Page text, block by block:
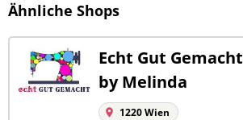
Ähnliche Shops
Echt Gut Gemacht
by Melinda
1220 Wien